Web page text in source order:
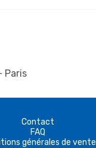
Paris
Contact
FAQ
générales de vente